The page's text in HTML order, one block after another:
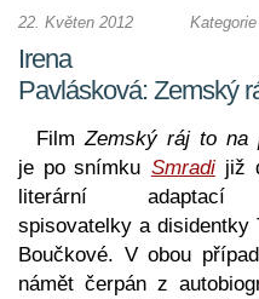
Kategorie
22. Květen 2012
Irena
Pavlásková: Zemský
Film Zemský ráj to na
je po snímku Smradi již
literární
spisovatelky a disidentky
Boučkové. V obou
námět čerpán z